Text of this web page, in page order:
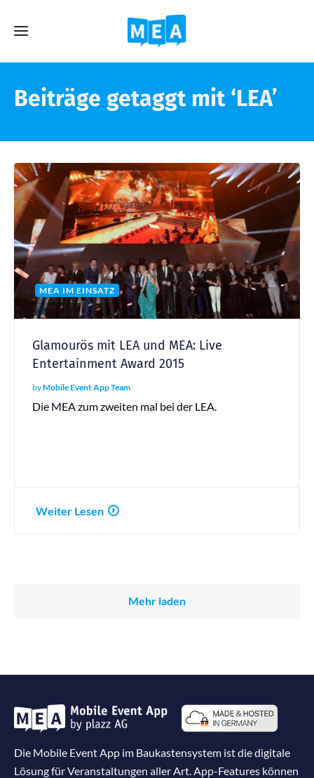
Beiträge getaggt mit ‘LEA’
MEA IM EINSATZ
Glamourös mit LEA und MEA: Live
Entertainment Award 2015
byMobile Event App Team
Die MEA zum zweiten mal bei der LEA.
Weiter Lesen
Mehr laden
Die Mobile Event App im Baukastensystem ist die digitale
Lösung für Veranstaltungen aller Art. App-Features können